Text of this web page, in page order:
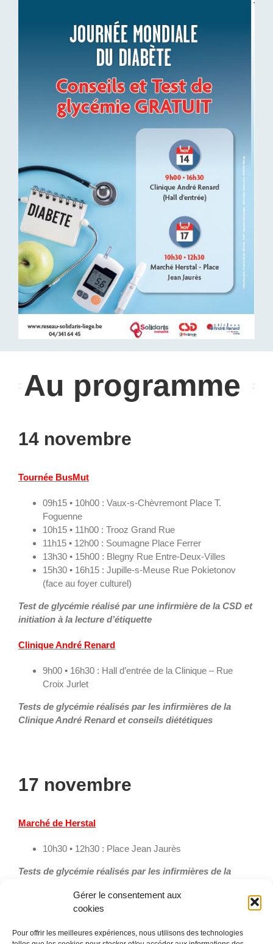
Gérer le consentement aux
cookies
Pour offrir les meilleures expériences, nous utilisons des technologies
Au programme
14 novembre
Tournée BusMut
09h15 • 10h00 : Vaux-s-Chèvremont Place T.
Foguenne
10h15 • 11h00 : Trooz Grand Rue
11h15 • 12h00 : Soumagne Place Ferrer
13h30 • 15h00 : Blegny Rue Entre-Deux-Villes
15h30 • 16h15 : Jupille-s-Meuse Rue Pokietonov
(face au foyer culturel)
Test de glycémie réalisé par une infirmière de la CSD et
initiation à la lecture d’étiquette
Clinique André Renard
9h00 • 16h30 : Hall d’entrée de la Clinique – Rue
Croix Jurlet
Tests de glycémie réalisés par les infirmières de la
Clinique André Renard et conseils diététiques
17 novembre
Marché de Herstal
10h30 • 12h30 : Place Jean Jaurès
Tests de glycémie réalisés par les infirmières de la
à la lecture d’étiquette